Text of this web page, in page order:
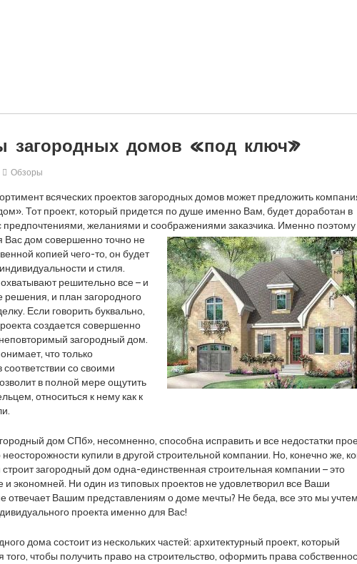
загородных домов «под ключ»
Обзоры
всяческих проектов загородных домов может предложить
Тот проект, который придется по душе именно Вам, будет доработан в
предпочтениями, желаниями и соображениями заказчика. Именно поэтому
Вас дом совершенно точно не
копией чего-то, он будет
и стиля.
решительно все – и
решения, и план загородного
Если говорить буквально,
создается совершенно
загородный дом.
что только
со своими
в полной мере ощутить
относиться к нему как к
дом СПб», несомненно, способна исправить и все недостатки
купили в другой строительной компании. Но, конечно же,
строит загородный дом одна-единственная строительная компании – это
и экономней. Ни один из типовых проектов не удовлетворил все Ваши
отвечает Вашим представлениям о доме мечты? Не беда, все это мы
проекта именно для Вас!
дома состоит из нескольких частей: архитектурный проект, который
чтобы получить право на строительство, оформить права